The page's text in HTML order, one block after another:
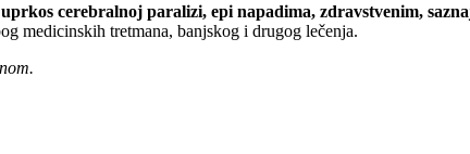
cerebralnoj paralizi, epi napadima, zdravstvenim,
medicinskih tretmana, banjskog i drugog lečenja.